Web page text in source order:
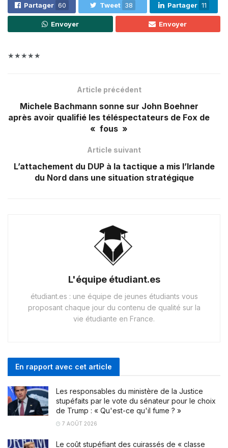
Partager 60 Tweet 38 Partager 11
Envoyer Envoyer
★★★★★
Article précédent
Michele Bachmann sonne sur John Boehner
après avoir qualifié les téléspectateurs de Fox de
« fous »
Article suivant
L’attachement du DUP à la tactique a mis l’Irlande
du Nord dans une situation stratégique
L'équipe étudiant.es
étudiant.es : une équipe de jeunes étudiants vous
proposant chaque jour du contenu de qualité sur la
vie étudiante en France.
En rapport avec cet article
Les responsables du ministère de la Justice
stupéfaits par le vote du sénateur pour le choix
de Trump : « Qu'est-ce qu'il fume ? »
7 AOÛT 2026
Le coût stupéfiant des cuirassés de « classe